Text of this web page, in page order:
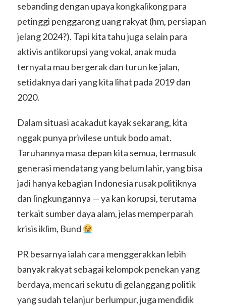
sebanding dengan upaya kongkalikong para
petinggi penggarong uang rakyat (hm, persiapan
jelang 2024?). Tapi kita tahu juga selain para
aktivis antikorupsi yang vokal, anak muda
ternyata mau bergerak dan turun ke jalan,
setidaknya dari yang kita lihat pada 2019 dan
2020.
Dalam situasi acakadut kayak sekarang, kita
nggak punya privilese untuk bodo amat.
Taruhannya masa depan kita semua, termasuk
generasi mendatang yang belum lahir, yang bisa
jadi hanya kebagian Indonesia rusak politiknya
dan lingkungannya — ya kan korupsi, terutama
terkait sumber daya alam, jelas memperparah
krisis iklim, Bund
PR besarnya ialah cara menggerakkan lebih
banyak rakyat sebagai kelompok penekan yang
berdaya, mencari sekutu di gelanggang politik
yang sudah telanjur berlumpur, juga mendidik